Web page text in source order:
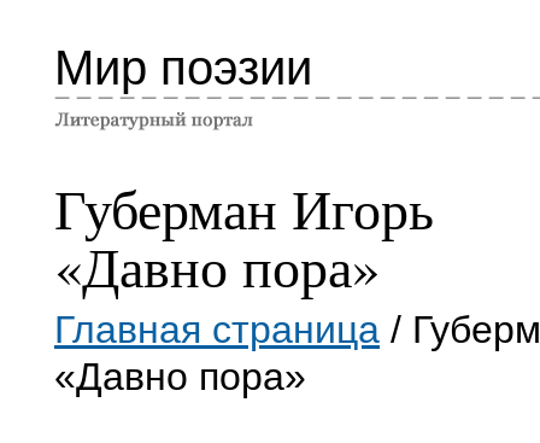
Мир поэзии
Губерман Игорь
«Давно пора»
Главная страница /
«Давно пора»